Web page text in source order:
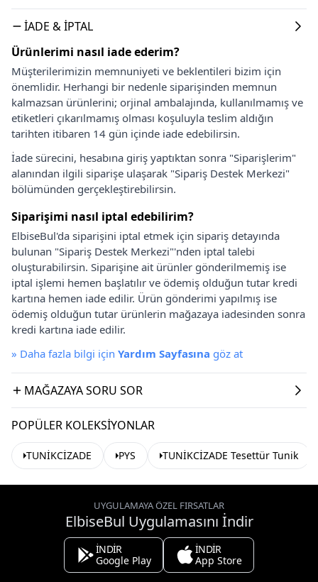
İADE & İPTAL
Ürünlerimi nasıl iade ederim?
Müşterilerimizin memnuniyeti ve beklentileri bizim için
önemlidir. Herhangi bir nedenle siparişinden memnun
kalmazsan ürünlerini; orjinal ambalajında, kullanılmamış ve
etiketleri çıkarılmamış olması koşuluyla teslim aldığın
tarihten itibaren 14 gün içinde iade edebilirsin.
İade sürecini, hesabına giriş yaptıktan sonra "Siparişlerim"
alanından ilgili siparişe ulaşarak "Sipariş Destek Merkezi"
bölümünden gerçekleştirebilirsin.
Siparişimi nasıl iptal edebilirim?
ElbiseBul'da siparişini iptal etmek için sipariş detayında
bulunan "Sipariş Destek Merkezi"'nden iptal talebi
oluşturabilirsin. Siparişine ait ürünler gönderilmemiş ise
iptal işlemi hemen başlatılır ve ödemiş olduğun tutar kredi
kartına hemen iade edilir. Ürün gönderimi yapılmış ise
ödemiş olduğun tutar ürünlerin mağazaya iadesinden sonra
kredi kartına iade edilir.
» Daha fazla bilgi için Yardım Sayfasına göz at
MAĞAZAYA SORU SOR
POPÜLER KOLEKSIYONLAR
TUNİKCİZADE PYS TUNİKCİZADE Tesettür Tunik
UYGULAMAYA ÖZEL FIRSATLAR
ElbiseBul Uygulamasını İndir
İNDİR
Google Play
İNDİR
App Store